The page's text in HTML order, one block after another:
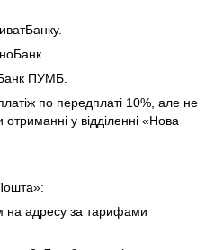
ПУМБ.
по передплаті 10%, але не
у відділенні «Нова
на адресу за тарифами